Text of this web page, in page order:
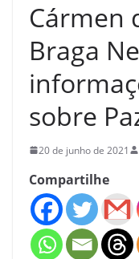
Cármen
Braga
sobre
20 de junho de 2021
Compartilhe